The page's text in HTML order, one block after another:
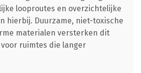
looproutes en overzichtelijke
hierbij. Duurzame, niet-toxische
materialen versterken dit
ruimtes die langer